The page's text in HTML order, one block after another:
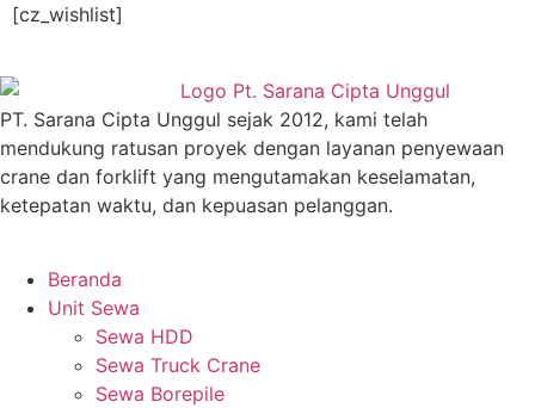
[cz_wishlist]
PT. Sarana Cipta Unggul sejak 2012, kami telah
mendukung ratusan proyek dengan layanan penyewaan
crane dan forklift yang mengutamakan keselamatan,
ketepatan waktu, dan kepuasan pelanggan.
Beranda
Unit Sewa
Sewa HDD
Sewa Truck Crane
Sewa Borepile